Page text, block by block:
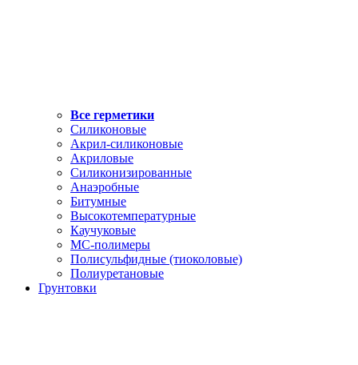
Все герметики
Силиконовые
Акрил-силиконовые
Акриловые
Силиконизированные
Анаэробные
Битумные
Высокотемпературные
Каучуковые
МС-полимеры
Полисульфидные (тиоколовые)
Полиуретановые
Грунтовки